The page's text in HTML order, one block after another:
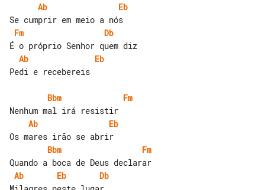
Ab
Eb
Fm
Db
Ab
Eb
Pedi e recebereis
Bbm
Fm
Ab
Eb
Bbm
Fm
Ab
Eb
Db